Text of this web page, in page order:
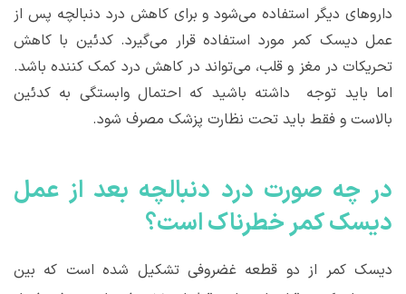
داروهای دیگر استفاده می‌شود و برای کاهش درد دنبالچه پس از
عمل دیسک کمر مورد استفاده قرار می‌گیرد. کدئین با کاهش
تحریکات در مغز و قلب، می‌تواند در کاهش درد کمک کننده باشد.
اما باید توجه داشته باشید که احتمال وابستگی به کدئین
بالاست و فقط باید تحت نظارت پزشک مصرف شود.
در چه صورت درد دنبالچه بعد از عمل
دیسک کمر خطرناک است؟
دیسک کمر از دو قطعه غضروفی تشکیل شده است که بین